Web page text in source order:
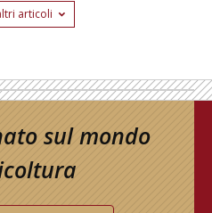
articoli
sul mondo